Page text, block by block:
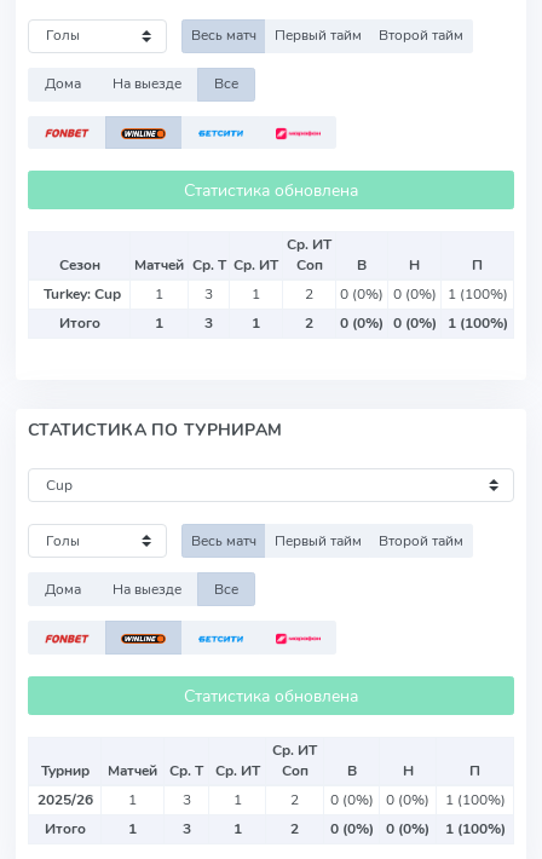
Весь матч Первый тайм Второй тайм
Дома На выезде Все
Статистика обновлена
Сезон Матчей Ср. Т Ср. ИТ
Ср. ИТ
Соп
В Н
П
Turkey: Cup
1 3 1 2 0 (0%) 0 (0%)
1 (100%)
Итого
1 3 1 2 0 (0%) 0 (0%) 1 (100%)
СТАТИСТИКА ПО ТУРНИРАМ
Весь матч Первый тайм Второй тайм
Дома На выезде Все
Статистика обновлена
Турнир Матчей Ср. Т Ср. ИТ
Ср. ИТ
Соп
В Н
П
2025/26
1 3 1 2 0 (0%) 0 (0%)
1 (100%)
Итого
1 3 1 2 0 (0%) 0 (0%) 1 (100%)